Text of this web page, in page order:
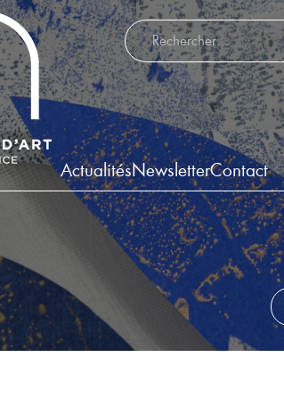
Rechercher :
ActualitésNewsletterContact